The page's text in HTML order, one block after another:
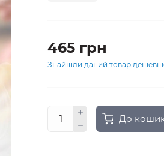
465 грн
Знайшли даний товар
До